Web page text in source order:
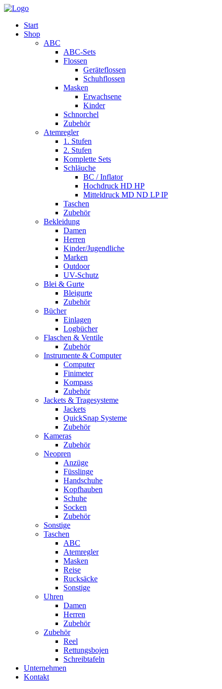
Start
Shop
ABC
ABC-Sets
Flossen
Geräteflossen
Schuhflossen
Masken
Erwachsene
Kinder
Schnorchel
Zubehör
Atemregler
1. Stufen
2. Stufen
Komplette Sets
Schläuche
BC / Inflator
Hochdruck HD HP
Mitteldruck MD ND LP IP
Taschen
Zubehör
Bekleidung
Damen
Herren
Kinder/Jugendliche
Marken
Outdoor
UV-Schutz
Blei & Gurte
Bleigurte
Zubehör
Bücher
Einlagen
Logbücher
Flaschen & Ventile
Zubehör
Instrumente & Computer
Computer
Finimeter
Kompass
Zubehör
Jackets & Tragesysteme
Jackets
QuickSnap Systeme
Zubehör
Kameras
Zubehör
Neopren
Anzüge
Füsslinge
Handschuhe
Kopfhauben
Schuhe
Socken
Zubehör
Sonstige
Taschen
ABC
Atemregler
Masken
Reise
Rucksäcke
Sonstige
Uhren
Damen
Herren
Zubehör
Zubehör
Reel
Rettungsbojen
Schreibtafeln
Unternehmen
Kontakt